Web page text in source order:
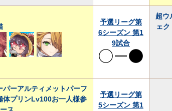
予選リーグ第
6シーズン 第1
9試合
超ウ
ェ
パーアルティメットパーフ
体プリンLv100お一人様参
予選リーグ第
5シーズン 第1